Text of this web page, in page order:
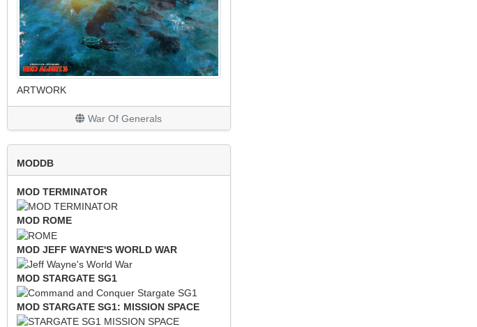
ARTWORK
War Of Generals
MODDB
MOD TERMINATOR
MOD ROME
MOD JEFF WAYNE'S WORLD WAR
MOD STARGATE SG1
MOD STARGATE SG1: MISSION SPACE